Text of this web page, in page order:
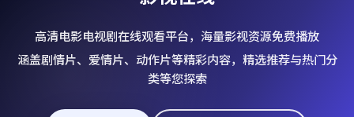
高清电影电视剧在线观看平台，海量影视资源免费播放
涵盖剧情片、爱情片、动作片等精彩内容，精选推荐与热门分
类等您探索